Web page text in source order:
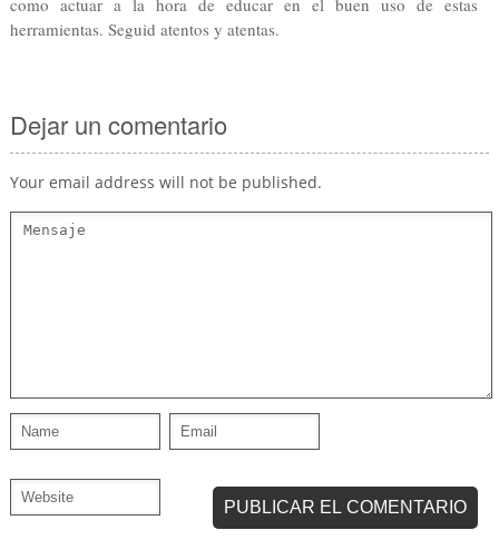
como actuar a la hora de educar en el buen uso de estas
herramientas. Seguid atentos y atentas.
Dejar un comentario
Your email address will not be published.